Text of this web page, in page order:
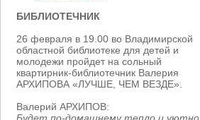
БИБЛИОТЕЧНИК
26 февраля в 19.00 во Владимирской
областной библиотеке для детей и
молодежи пройдет на сольный
квартирник-библиотечник Валерия
АРХИПОВА«ЛУЧШЕ, ЧЕМ ВЕЗДЕ».
Валерий АРХИПОВ: